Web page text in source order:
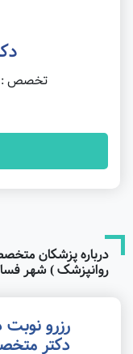
تخصص :
درباره پزشکان
روانپزشک ) شهر فسا
رزرو نوبت
دکتر